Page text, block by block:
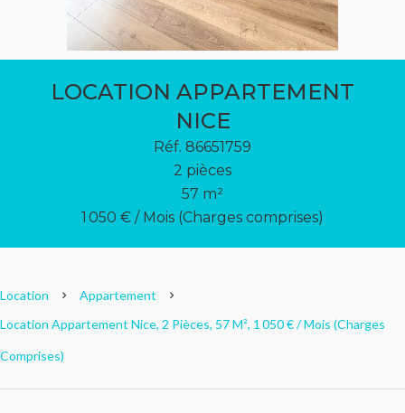
LOCATION APPARTEMENT
NICE
Réf. 86651759
2 pièces
57 m²
1 050 € / Mois (Charges comprises)
Location
Appartement
Location Appartement Nice, 2 Pièces, 57 M², 1 050 € / Mois (Charges
Comprises)